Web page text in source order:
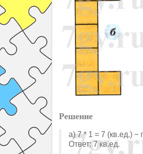
Решение
а) 7 * 1 = 7 (кв.ед.)
Ответ: 7 кв.ед.